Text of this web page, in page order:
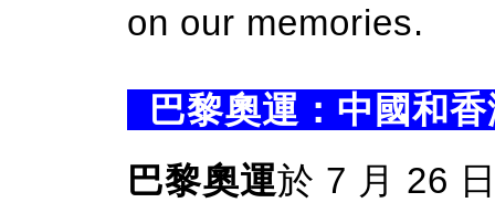
on our memories.
巴黎奧運：中國和
巴黎奧運於 7 月 26